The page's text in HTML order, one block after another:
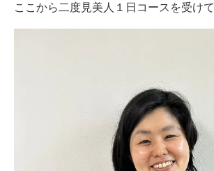
ここから二度見美人１日コースを受けて